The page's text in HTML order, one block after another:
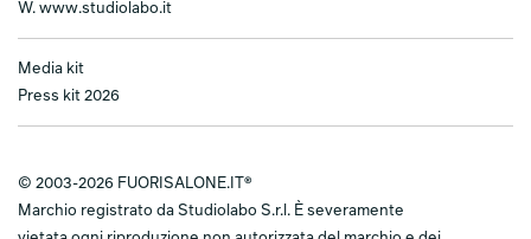
W. www.studiolabo.it
Media kit
Press kit 2026
© 2003-2026 FUORISALONE.IT®
Marchio registrato da Studiolabo S.r.l. È severamente